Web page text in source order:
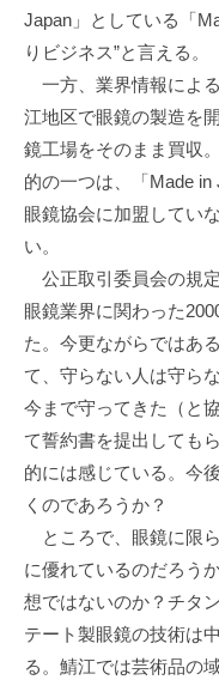
Japan」としている「
りビジネス”と言える。
一方、業界情報によ
江地区で眼鏡の製造を
鏡工場をそのまま買収
的の一つは、「Made in
眼鏡協会に加盟してい
い。
公正取引委員会の規
眼鏡業界に関わった
た。今更ながらではあ
て、守らない人は守ら
今まで守ってきた（と
て誓約書を提出しても
的には感じている。今
くのであろうか？
ところで、眼鏡に限
に優れているのだろう
想ではないのか？チタ
テート製眼鏡の技術は
る。鯖江では芸術品の